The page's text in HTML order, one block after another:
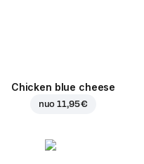
Chicken blue cheese
nuo11,95 €